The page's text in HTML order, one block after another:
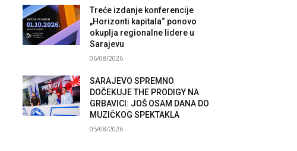
Treće izdanje konferencije
„Horizonti kapitala“ ponovo
okuplja regionalne lidere u
Sarajevu
06/08/2026
SARAJEVO SPREMNO
DOČEKUJE THE PRODIGY NA
GRBAVICI: JOŠ OSAM DANA DO
MUZIČKOG SPEKTAKLA
05/08/2026